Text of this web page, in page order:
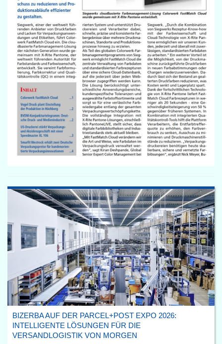
BIZERBA AUF DER PARCEL+POST EXPO 2026:
INTELLIGENTE LÖSUNGEN FÜR DIE
VERSANDLOGISTIK VON MORGEN